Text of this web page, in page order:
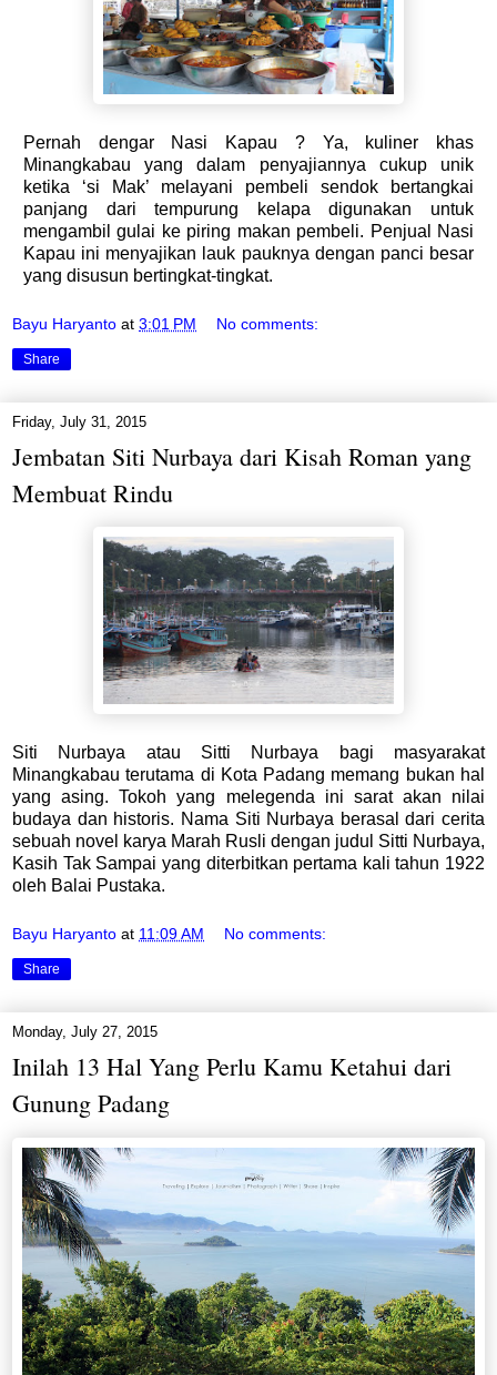
Pernah dengar Nasi Kapau ? Ya, kuliner khas
Minangkabau yang dalam penyajiannya cukup unik
ketika ‘si Mak’ melayani pembeli sendok bertangkai
panjang dari tempurung kelapa digunakan untuk
mengambil gulai ke piring makan pembeli. Penjual Nasi
Kapau ini menyajikan lauk pauknya dengan panci besar
yang disusun bertingkat-tingkat.
Bayu Haryanto at 3:01 PM No comments:
Share
Friday, July 31, 2015
Jembatan Siti Nurbaya dari Kisah Roman yang
Membuat Rindu
Siti Nurbaya atau Sitti Nurbaya bagi masyarakat
Minangkabau terutama di Kota Padang memang bukan hal
yang asing. Tokoh yang melegenda ini sarat akan nilai
budaya dan historis. Nama Siti Nurbaya berasal dari cerita
sebuah novel karya Marah Rusli dengan judul Sitti Nurbaya,
Kasih Tak Sampai yang diterbitkan pertama kali tahun 1922
oleh Balai Pustaka.
Bayu Haryanto at 11:09 AM No comments:
Share
Monday, July 27, 2015
Inilah 13 Hal Yang Perlu Kamu Ketahui dari
Gunung Padang